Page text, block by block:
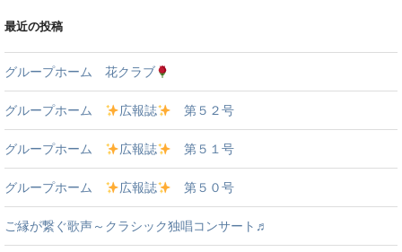
最近の投稿
グループホーム 花クラブ
グループホーム 広報誌 第５２号
グループホーム 広報誌 第５１号
グループホーム 広報誌 第５０号
ご縁が繋ぐ歌声～クラシック独唱コンサート♬